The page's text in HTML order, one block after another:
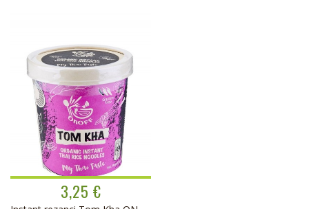
3,25 €